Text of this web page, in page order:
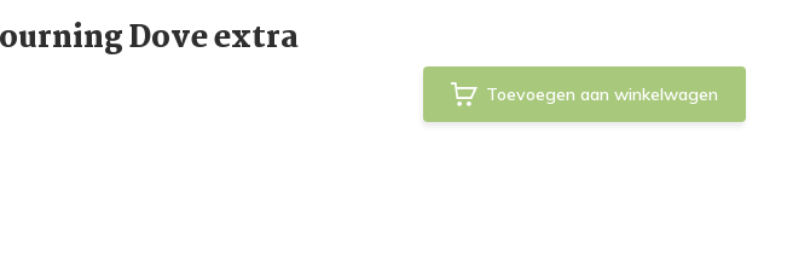
Dove extra
Toevoegen aan winkelwagen